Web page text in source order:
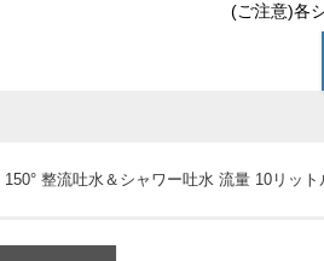
(ご注意)各
整流吐水＆シャワー吐水 流量 10リッ